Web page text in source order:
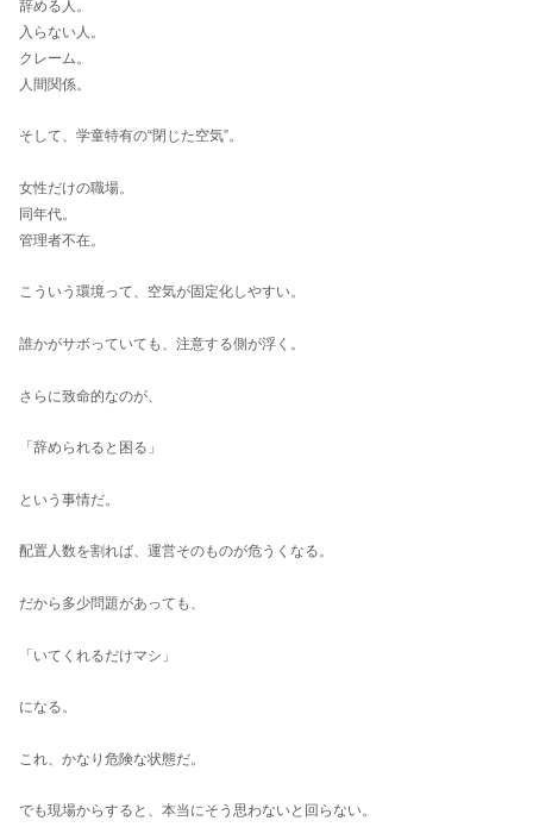
辞める人。
入らない人。
クレーム。
人間関係。
そして、学童特有の“閉じた空気”。
女性だけの職場。
同年代。
管理者不在。
こういう環境って、空気が固定化しやすい。
誰かがサボっていても、注意する側が浮く。
さらに致命的なのが、
「辞められると困る」
という事情だ。
配置人数を割れば、運営そのものが危うくなる。
だから多少問題があっても、
「いてくれるだけマシ」
になる。
これ、かなり危険な状態だ。
でも現場からすると、本当にそう思わないと回らない。